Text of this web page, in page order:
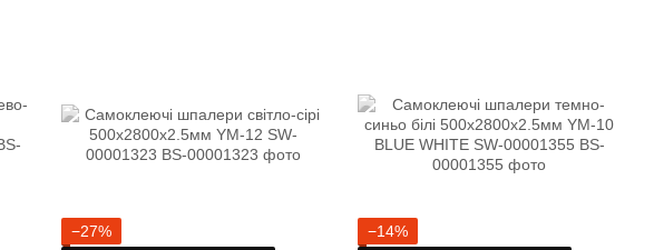
−27%
−14%